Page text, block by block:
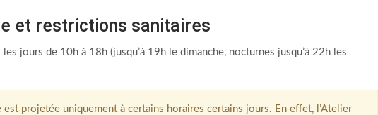
et restrictions sanitaires
jours de 10h à 18h (jusqu’à 19h le dimanche, nocturnes jusqu’à 22h les
projetée uniquement à certains horaires certains jours. En effet, l’Atelier